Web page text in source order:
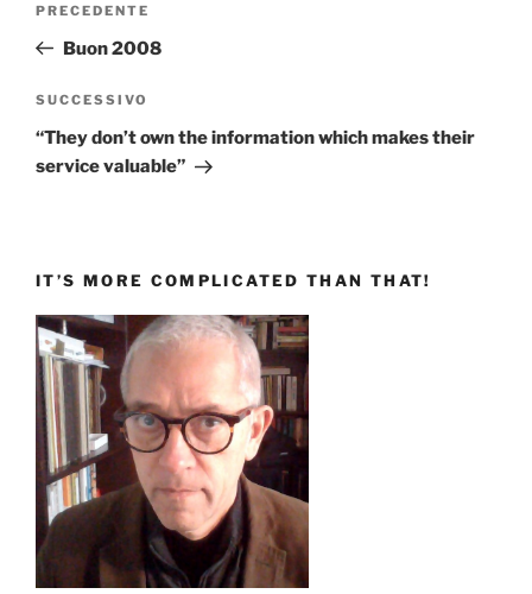
Articolo
precedente:
PRECEDENTE
Buon 2008
Articolo
successivo
SUCCESSIVO
“They don’t own the information which makes their
service valuable”
IT’S MORE COMPLICATED THAN THAT!